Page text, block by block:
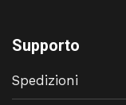
Supporto
Spedizioni